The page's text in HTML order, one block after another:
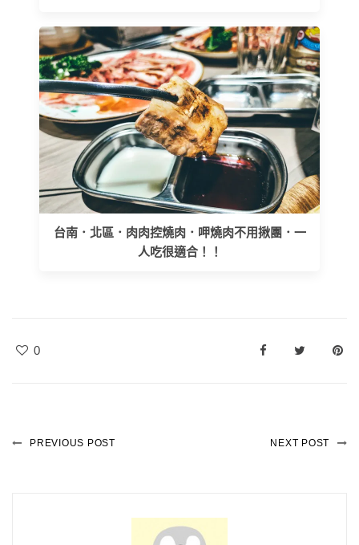
台南．北區．肉肉控燒肉．呷燒肉不用揪團．一
人吃很適合！！
0
PREVIOUS POST NEXT POST